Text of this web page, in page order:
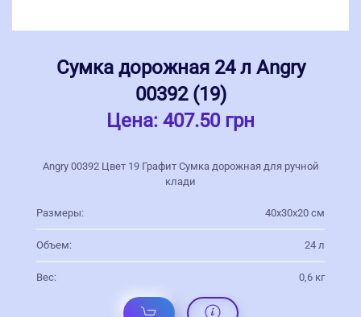
Сумка дорожная 24 л Angry
00392 (19)
Цена: 407.50 грн
Angry 00392 Цвет 19 Графит Сумка дорожная для ручной
клади
Размеры: 40х30х20 см
Объем: 24 л
Вес: 0,6 кг